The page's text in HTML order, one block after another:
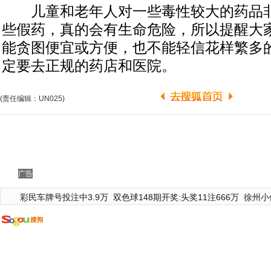
儿童和老年人对一些毒性较大的药品
些假药，真的会有生命危险，所以提醒大
能贪图便宜或方便，也不能轻信花样繁多
定要去正规的药店和医院。
(责任编辑：UN025)
广告
彩民车牌号投注中3.9万 双色球148期开奖:头奖11注666万 徐州